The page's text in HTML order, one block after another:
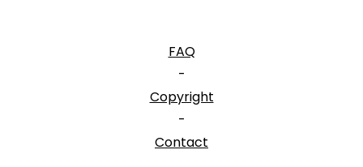
FAQ
-
Copyright
-
Contact